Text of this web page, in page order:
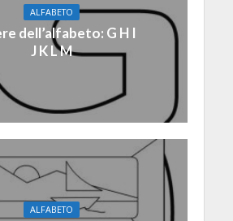
ALFABETO
dell’alfabeto: G H I
J K L M
ALFABETO